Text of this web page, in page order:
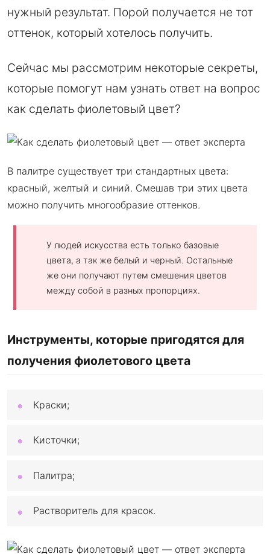
нужный результат. Порой получается не тот
оттенок, который хотелось получить.
Сейчас мы рассмотрим некоторые секреты,
которые помогут нам узнать ответ на вопрос
как сделать фиолетовый цвет?
В палитре существует три стандартных цвета:
красный, желтый и синий. Смешав три этих цвета
можно получить многообразие оттенков.
У людей искусства есть только базовые
цвета, а так же белый и черный. Остальные
же они получают путем смешения цветов
между собой в разных пропорциях.
Инструменты, которые пригодятся для
получения фиолетового цвета
Краски;
Кисточки;
Палитра;
Растворитель для красок.